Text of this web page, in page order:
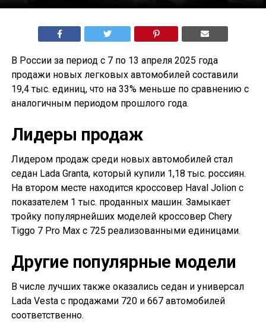
В России за период с 7 по 13 апреля 2025 года
продажи новых легковых автомобилей составили
19,4 тыс. единиц, что на 33% меньше по сравнению с
аналогичным периодом прошлого года.
Лидеры продаж
Лидером продаж среди новых автомобилей стал
седан Lada Granta, который купили 1,18 тыс. россиян.
На втором месте находится кроссовер Haval Jolion с
показателем 1 тыс. проданных машин. Замыкает
тройку популярнейших моделей кроссовер Chery
Tiggo 7 Pro Max с 725 реализованными единицами.
Другие популярные модели
В числе лучших также оказались седан и универсал
Lada Vesta с продажами 720 и 667 автомобилей
соответственно.